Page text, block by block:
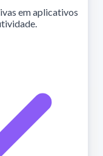
em aplicativos